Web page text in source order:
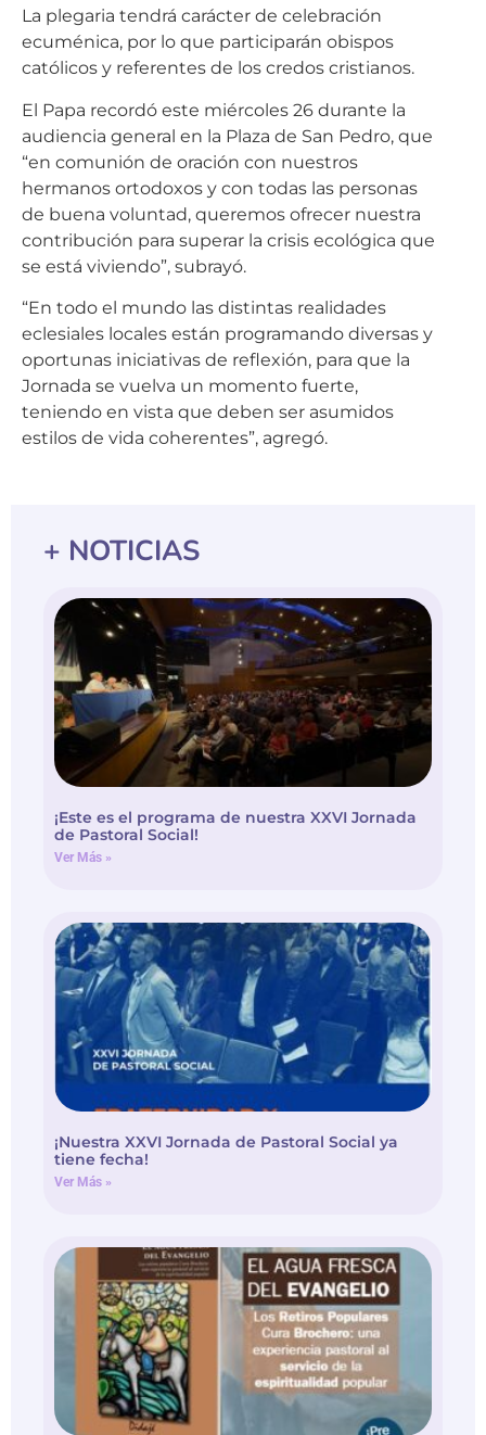
La plegaria tendrá carácter de celebración
ecuménica, por lo que participarán obispos
católicos y referentes de los credos cristianos.
El Papa recordó este miércoles 26 durante la
audiencia general en la Plaza de San Pedro, que
“en comunión de oración con nuestros
hermanos ortodoxos y con todas las personas
de buena voluntad, queremos ofrecer nuestra
contribución para superar la crisis ecológica que
se está viviendo”, subrayó.
“En todo el mundo las distintas realidades
eclesiales locales están programando diversas y
oportunas iniciativas de reflexión, para que la
Jornada se vuelva un momento fuerte,
teniendo en vista que deben ser asumidos
estilos de vida coherentes”, agregó.
+ NOTICIAS
¡Este es el programa de nuestra XXVI Jornada
de Pastoral Social!
Ver Más »
¡Nuestra XXVI Jornada de Pastoral Social ya
tiene fecha!
Ver Más »